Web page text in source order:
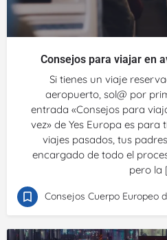
Consejos para viajar en
Si tienes un viaje
aeropuerto, sol@ por
entrada «Consejos para
vez» de Yes Europa es para
viajes pasados, tus
encargado de todo el
pero la
Consejos Cuerpo Europeo